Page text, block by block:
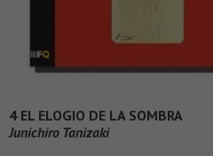
4 EL ELOGIO DE LA SOMBRA
Junichiro Tanizaki